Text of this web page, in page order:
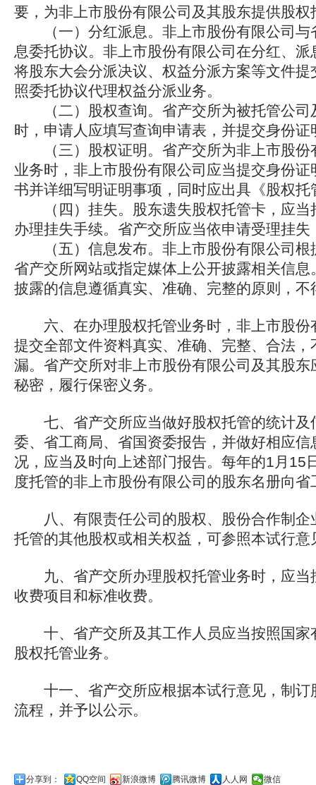
要，为非上市股份有限公司及其股东提供股权
（一）分红派息。非上市股份有限公司与
息委托协议。非上市股份有限公司在分红、
将股东大会分派决议、权益分派方案等文件
照委托协议代理权益分派业务。
（二）股权查询。省产交所为被托管公司
时，申请人应填写查询申请表，并提交身份证
（三）股权证明。省产交所为非上市股份
业务时，非上市股份有限公司应当提交身份
书并详细写明证明事项，同时应出具《股权
（四）挂失。股东遗失股权托管卡，应当
办理挂失手续。省产交所应当依申请受理挂
（五）信息发布。非上市股份有限公司根
省产交所网站或指定媒体上公开披露相关信
披露的信息遵循真实、准确、完整的原则，
六、在办理股权托管业务时，非上市股份
提交全部文件资料真实、准确、完整、合法
漏。省产交所对非上市股份有限公司及其股
秘密，履行保密义务。
七、省产交所应当做好股权托管的统计及
委、省工商局、省国资委报告，并做好相应
况，应当及时向上述部门报告。每年的1月15
度托管的非上市股份有限公司的股东名册向省
八、有限责任公司的股权、股份合作制企
托管的其他股权或相关权益，可参照本试行意
九、省产交所办理股权托管业务时，应当
收费项目和标准收费。
十、省产交所及其工作人员应当按照国家
股权托管业务。
十一、省产交所应根据本试行意见，制订
流程，并予以公示。
分享到： QQ空间 新浪微博 腾讯微博 人人网 微信